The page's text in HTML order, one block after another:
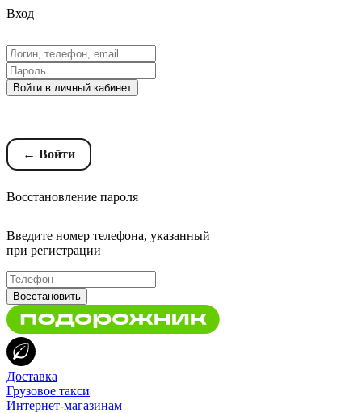
Вход
Войти в личный кабинет
← Войти
Восстановление пароля
Введите номер телефона, указанный
при регистрации
Восстановить
Доставка
Грузовое такси
Интернет-магазинам